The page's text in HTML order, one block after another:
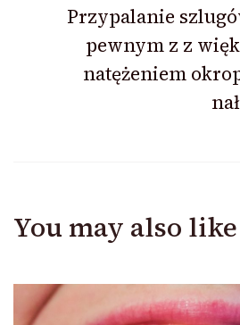
Przypalanie
pewnym z z
natężeniem
You may also like